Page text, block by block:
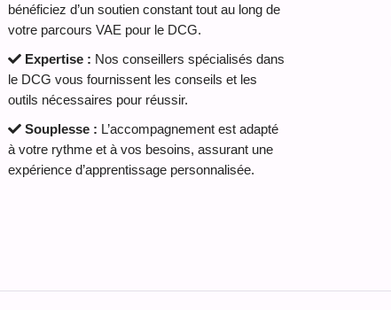
bénéficiez d’un soutien constant tout au long de
votre parcours VAE pour le DCG.
Expertise : Nos conseillers spécialisés dans
le DCG vous fournissent les conseils et les
outils nécessaires pour réussir.
Souplesse : L’accompagnement est adapté
à votre rythme et à vos besoins, assurant une
expérience d’apprentissage personnalisée.